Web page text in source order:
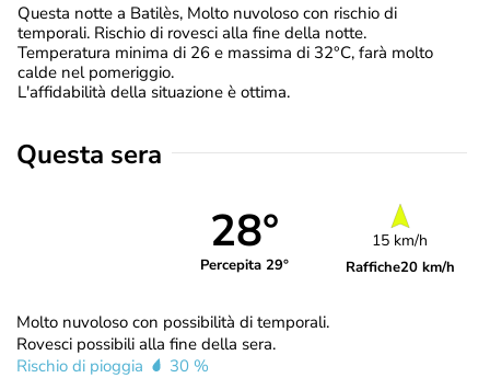
Questa notte a Batilès, Molto nuvoloso con rischio di
temporali. Rischio di rovesci alla fine della notte.
Temperatura minima di 26 e massima di 32°C, farà molto
calde nel pomeriggio.
L'affidabilità della situazione è ottima.
Questa sera
28°
Percepita 29°
15 km/h
Raffiche20 km/h
Molto nuvoloso con possibilità di temporali.
Rovesci possibili alla fine della sera.
Rischio di pioggia
30 %